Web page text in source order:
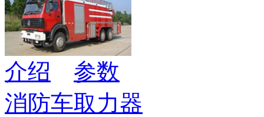
介绍
参数
消防车取力器